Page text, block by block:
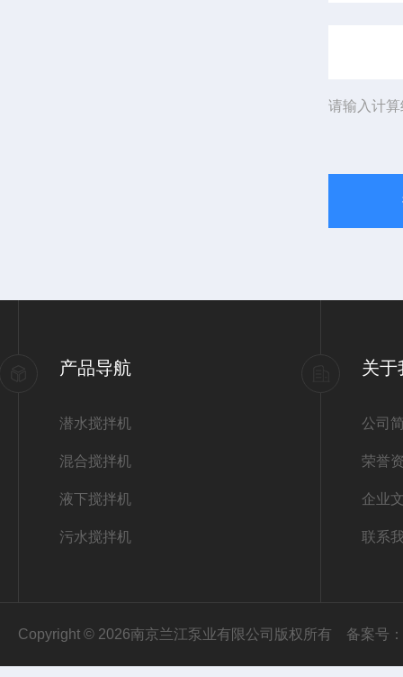
请输入计
产品导航
潜水搅拌机
混合搅拌机
液下搅拌机
污水搅拌机
关于
公司
荣誉
企业
联系
Copyright © 2026南京兰江泵业有限公司版权所有 备案号